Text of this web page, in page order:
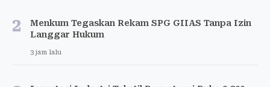
2
Menkum Tegaskan Rekam SPG GIIAS Tanpa Izin
Langgar Hukum
3 jam lalu